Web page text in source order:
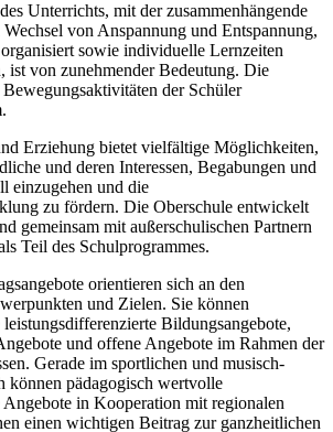
Unterrichts, mit der zusammenhängende
von Anspannung und Entspannung,
sowie individuelle Lernzeiten
ist von zunehmender Bedeutung. Die
der Schüler
Erziehung bietet vielfältige Möglichkeiten,
und deren Interessen, Begabungen und
einzugehen und die
zu fördern. Die Oberschule entwickelt
gemeinsam mit außerschulischen Partnern
Teil des Schulprogrammes.
orientieren sich an den
und Zielen. Sie können
Bildungsangebote,
und offene Angebote im Rahmen der
Gerade im sportlichen und musisch-
können pädagogisch wertvolle
Angebote in Kooperation mit regionalen
einen wichtigen Beitrag zur ganzheitlichen